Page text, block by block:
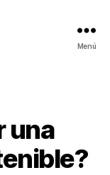
Menú
una